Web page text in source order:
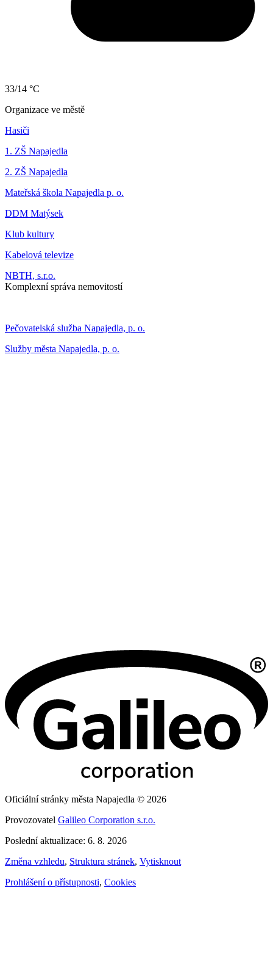
33/14 °C
Organizace ve městě
Hasiči
1. ZŠ Napajedla
2. ZŠ Napajedla
Mateřská škola Napajedla p. o.
DDM Matýsek
Klub kultury
Kabelová televize
NBTH, s.r.o.
Komplexní správa nemovitostí
Pečovatelská služba Napajedla, p. o.
Služby města Napajedla, p. o.
Oficiální stránky města Napajedla © 2026
Provozovatel Galileo Corporation s.r.o.
Poslední aktualizace: 6. 8. 2026
Změna vzhledu, Struktura stránek, Vytisknout
Prohlášení o přístupnosti, Cookies